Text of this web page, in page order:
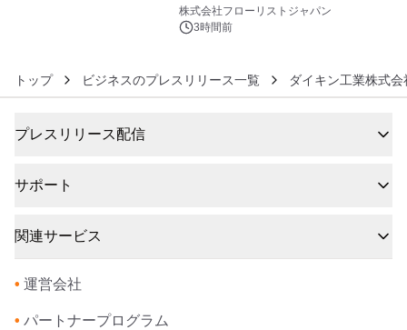
クレンジングPRO」を2026年8月6日
発売
株式会社フローリストジャパン
3時間前
トップ ビジネスのプレスリリース一覧 ダイキン工業株式会
プレスリリース配信
サポート
関連サービス
• 運営会社
• パートナープログラム